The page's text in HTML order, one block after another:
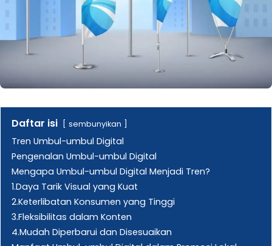
Daftar isi sembunyikan
Tren Umbul-umbul Digital
Pengenalan Umbul-umbul Digital
Mengapa Umbul-umbul Digital Menjadi Tren?
1.Daya Tarik Visual yang Kuat
2.Keterlibatan Konsumen yang Tinggi
3.Fleksibilitas dalam Konten
4.Mudah Diperbarui dan Disesuaikan